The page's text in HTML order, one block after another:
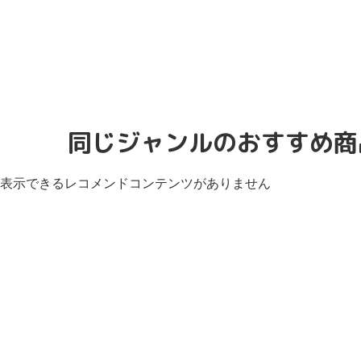
同じジャンルのおすすめ
表示できるレコメンドコンテンツがありません